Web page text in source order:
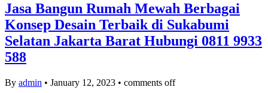
Jasa Bangun Rumah Mewah Berbagai
Konsep Desain Terbaik di Sukabumi
Selatan Jakarta Barat Hubungi 0811 9933
588
By admin • January 12, 2023 • comments off